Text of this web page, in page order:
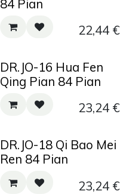
84 Pian
22,44€
DR.JO-16 Hua Fen
Qing Pian 84 Pian
23,24€
DR.JO-18 Qi Bao Mei
Ren 84 Pian
23,24€